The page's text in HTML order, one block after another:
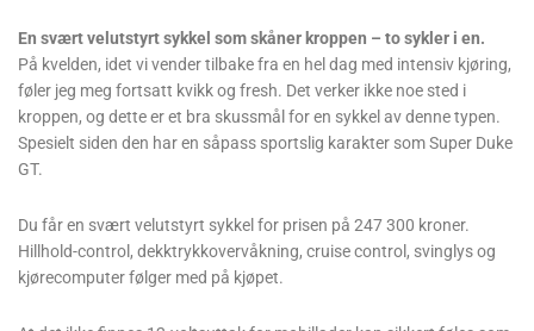
En svært velutstyrt sykkel som skåner kroppen – to sykler i en.
På kvelden, idet vi vender tilbake fra en hel dag med intensiv kjøring,
føler jeg meg fortsatt kvikk og fresh. Det verker ikke noe sted i
kroppen, og dette er et bra skussmål for en sykkel av denne typen.
Spesielt siden den har en såpass sportslig karakter som Super Duke
GT.
Du får en svært velutstyrt sykkel for prisen på 247 300 kroner.
Hillhold-control, dekktrykkovervåkning, cruise control, svinglys og
kjørecomputer følger med på kjøpet.